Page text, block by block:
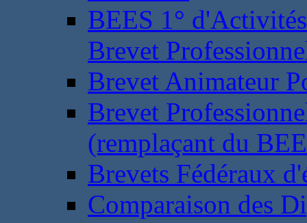
BEES 1°
Brevet
Brevet Animateur
Brevet
(remplaçant du
Brevets Fédéraux
Comparaison des